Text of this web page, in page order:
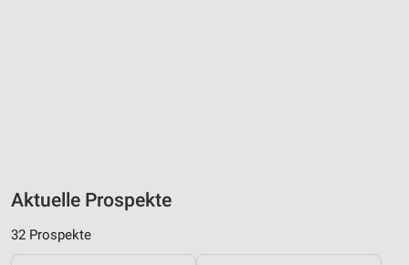
Aktuelle Prospekte
32 Prospekte